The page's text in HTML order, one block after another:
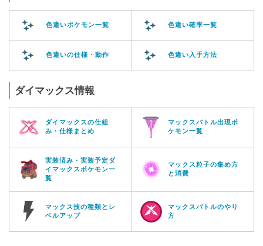
色違いポケモン一覧 色違い確率一覧
色違いの仕様・動作 色違い入手方法
ダイマックス情報
ダイマックスの仕組
み・仕様まとめ
マックスバトル出現ポ
ケモン一覧
実装済み・実装予定ダ
イマックスポケモン一
覧
マックス粒子の集め方
と消費
マックス技の種類とレ
ベルアップ
マックスバトルのやり
方